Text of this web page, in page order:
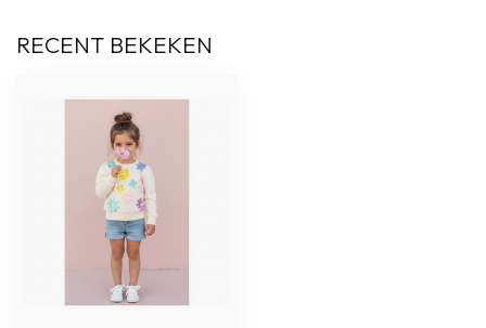
RECENT BEKEKEN